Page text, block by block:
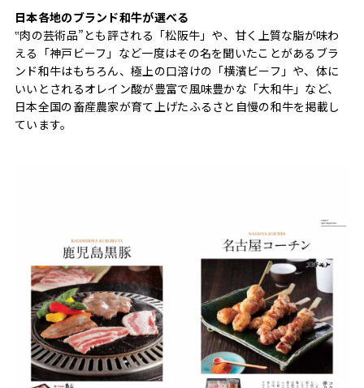
日本各地のブランド和牛が選べる
‟肉の芸術品”とも評される「松阪牛」や、甘く上質な脂が味わ
える「神戸ビーフ」など一度はその名を聞いたことがあるブラ
ンド和牛はもちろん、極上の口溶けの「横濱ビーフ」や、体に
いいとされるオレイン酸が豊富で風味豊かな「大和牛」など、
日本全国の畜産農家が育て上げたふるさと自慢の和牛を掲載し
ています。